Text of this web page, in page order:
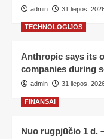
admin 31 liepos,
TECHNOLOGIJOS
Anthropic says its
companies during
admin 31 liepos,
FINANSAI
Nuo rugpjūčio 1 d.